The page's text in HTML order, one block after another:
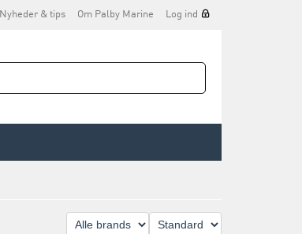
Nyheder & tips Om Palby Marine Log ind